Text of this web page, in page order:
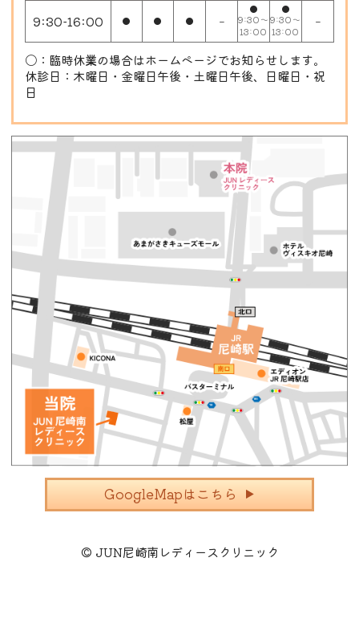
9:30-16:00 ● ● ● －
●
9:30～
13:00
●
9:30～
13:00
－
〇：臨時休業の場合はホームページでお知らせします。
休診日：木曜日・金曜日午後・土曜日午後、日曜日・祝
日
GoogleMapはこちら
© JUN尼崎南レディースクリニック